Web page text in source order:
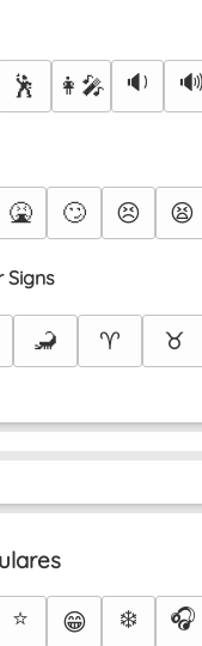
🕺 👩‍🎤 🔉 🔊
🤮 🙄 😣 😫
Signs
🦂 ♈ ♉
⭐ 😁 ❄️ 🎧